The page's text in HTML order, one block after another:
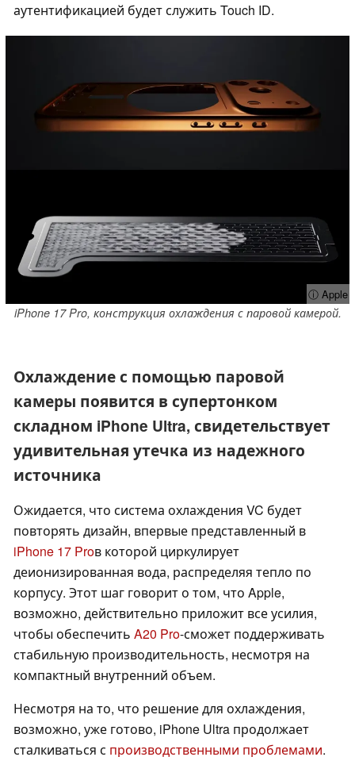
аутентификацией будет служить Touch ID.
ⓘ Apple
iPhone 17 Pro, конструкция охлаждения с паровой камерой.
Охлаждение с помощью паровой
камеры появится в супертонком
складном iPhone Ultra, свидетельствует
удивительная утечка из надежного
источника
Ожидается, что система охлаждения VC будет
повторять дизайн, впервые представленный в
iPhone 17 Proв которой циркулирует
деионизированная вода, распределяя тепло по
корпусу. Этот шаг говорит о том, что Apple,
возможно, действительно приложит все усилия,
чтобы обеспечить A20 Pro-сможет поддерживать
стабильную производительность, несмотря на
компактный внутренний объем.
Несмотря на то, что решение для охлаждения,
возможно, уже готово, iPhone Ultra продолжает
сталкиваться с производственными проблемами.